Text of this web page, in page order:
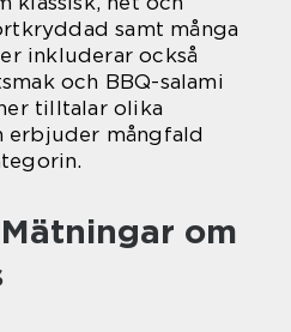
samt många
inkluderar också
och BBQ-salami
tilltalar olika
erbjuder mångfald
om